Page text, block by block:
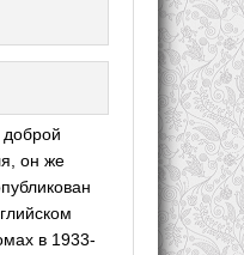
он же
в 1933-